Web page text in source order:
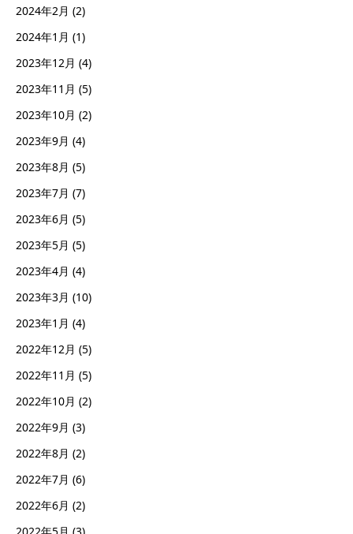
2024年2月 (2)
2024年1月 (1)
2023年12月 (4)
2023年11月 (5)
2023年10月 (2)
2023年9月 (4)
2023年8月 (5)
2023年7月 (7)
2023年6月 (5)
2023年5月 (5)
2023年4月 (4)
2023年3月 (10)
2023年1月 (4)
2022年12月 (5)
2022年11月 (5)
2022年10月 (2)
2022年9月 (3)
2022年8月 (2)
2022年7月 (6)
2022年6月 (2)